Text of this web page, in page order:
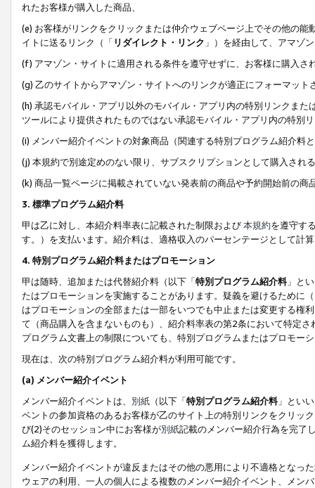
れたお客様が購入した商品、
(e) お客様がリンクをクリックまたは仲介ウェブページ上でその他の
イトに送るリンク（「 リダイレクト・リンク 」）を経由して、アマゾ
(f) アマゾン・サイトに適用される条件を遵守せずに、お客様に購入さ
(g) 乙のサイトからアマゾン・サイトへのリンクが適正にフォーマッ
(h) 承認モバイル・アプリ以外のモバイル・アプリ内の特別リンクま
ツールにより提供されたものではない承認モバイル・アプリ内の特別
(i) メンバー紹介イベントの対象商品（関連する特別プログラム紹介料
(j) 本規約で別途定めのない限り、サブスクリプションとして購入され
(k) 商品一覧ページに掲載されていない発表前の商品や予約開始前の商
3. 標準プログラム紹介料
甲は乙に対し、本紹介料率表に記載された制限および本規約を遵守す
す。）を支払います。紹介料は、適格収入のパーセンテージとして計
4. 特別プログラム紹介料またはプロモーション
甲は随時、追加または代替紹介料（以下「特別プログラム紹介料」と
たはプロモーションを実施することがあります。疑義を避けるために
はプロモーションの全部または一部をいつでも中止または変更する権
て（商品購入を含まないものも）、紹介料率表の第2条において特定
プログラム文書上の制限についても、特別プログラムまたはプロモー
現在は、次の特別プログラム紹介料が利用可能です。
(a) メンバー紹介イベント
メンバー紹介イベントは、 別紙 （以下「特別プログラム紹介料」とい
ベントの参加資格のあるお客様が乙のサイト上の特別リンクをクリッ
び(2)そのセッション中にお客様が別紙記載のメンバー紹介行為を完了
ム紹介料を獲得します。
メンバー紹介イベントが違反またはその他の悪用により不適格となっ
ウェアの利用、一人の個人による複数のメンバー紹介イベント、メン